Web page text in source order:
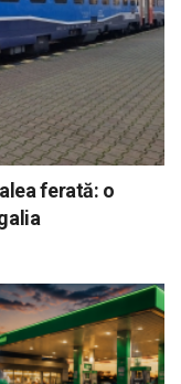
ferată: o